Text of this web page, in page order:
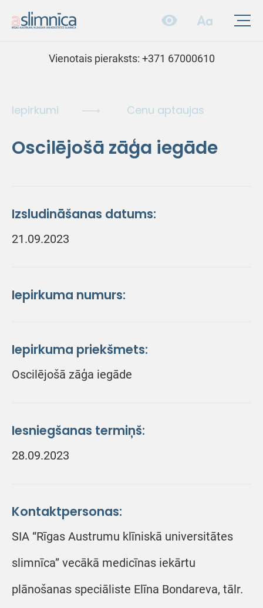
Vienotais pieraksts: +371 67000610
Iepirkumi Cenu aptaujas
Oscilējošā zāģa iegāde
Izsludināšanas datums:
21.09.2023
Iepirkuma numurs:
Iepirkuma priekšmets:
Oscilējošā zāģa iegāde
Iesniegšanas termiņš:
28.09.2023
Kontaktpersonas:
SIA “Rīgas Austrumu klīniskā universitātes
slimnīca” vecākā medicīnas iekārtu
plānošanas speciāliste Elīna Bondareva, tālr.